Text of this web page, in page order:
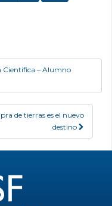
Científica – Alumno
de tierras es el nuevo
destino